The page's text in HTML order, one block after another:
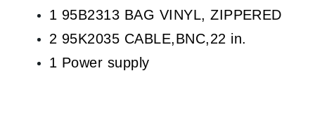
1 95B2313 BAG VINYL, ZIPPERED
2 95K2035 CABLE,BNC,22 in.
1 Power supply